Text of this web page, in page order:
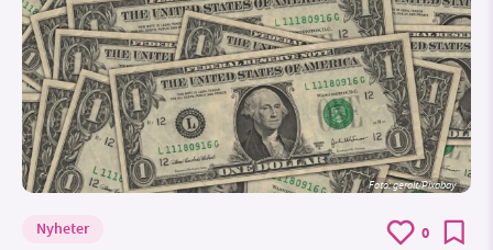
Foto:geralt/Pixabay
Nyheter 0